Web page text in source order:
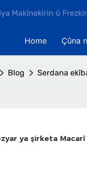
Makînekirin û
Home Çûna
Blog Serdana
ya şirketa